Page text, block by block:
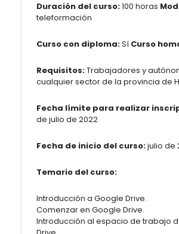
Duración del curso:100 horas
teleformación
Curso con diploma:Sí Curso
Requisitos:Trabajadores y
cualquier sector de la provincia de
Fecha límite para realizar
de julio de 2022
Fecha de inicio del curso:julio de
Temario del curso:
Introducción a Google Drive.
Comenzar en Google Drive.
Introducción al espacio de trabajo